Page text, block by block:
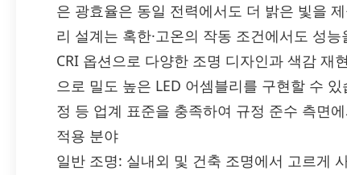
은 광효율은 동일 전력에서도 더 밝은 빛을
리 설계는 혹한·고온의 작동 조건에서도 성
CRI 옵션으로 다양한 조명 디자인과 색감 재
으로 밀도 높은 LED 어셈블리를 구현할 수
정 등 업계 표준을 충족하여 규정 준수 측면
적용 분야
일반 조명: 실내외 및 건축 조명에서 고르게